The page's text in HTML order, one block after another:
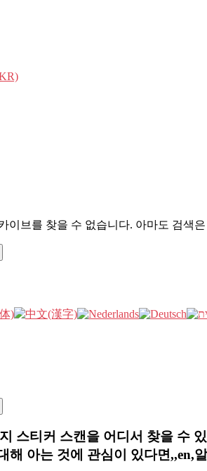
이브를 찾을 수 없습니다. 아마도 검색
스티커 스캔을 어디서 찾을 수
해 아는 것에 관심이 있다면,,en,